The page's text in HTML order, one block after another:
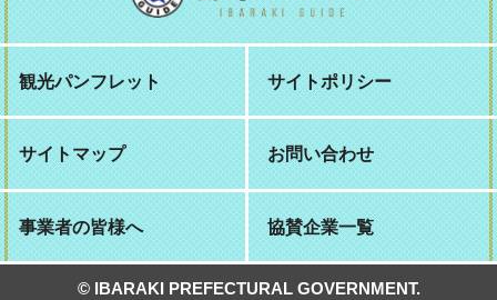
観光パンフレット サイトポリシー
サイトマップ お問い合わせ
事業者の皆様へ 協賛企業一覧
© IBARAKI PREFECTURAL GOVERNMENT.